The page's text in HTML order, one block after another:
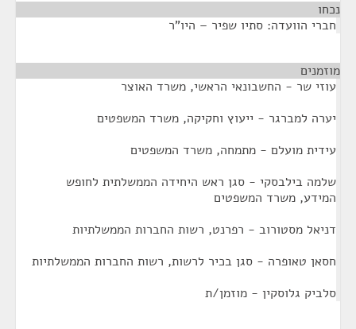
נכחו
חברי הוועדה: סתיו שפיר – היו"ר
מוזמנים
עוזי שר - החשבונאי הראשי, משרד האוצר
יערה למברגר - ייעוץ וחקיקה, משרד המשפטים
עידית מועלם - מתמחה, משרד המשפטים
שלמה בילבסקי - סגן ראש היחידה הממשלתית לחופש
המידע, משרד המשפטים
דניאל מסטורוב - רפרנט, רשות החברות הממשלתיות
חסאן טאופרה - סגן בכיר לרשות, רשות החברות הממשלתיות
סלביק גלוסקין - מוזמן/ת